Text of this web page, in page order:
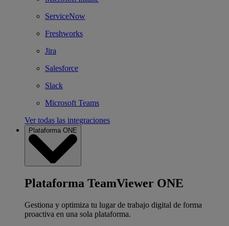
ServiceNow
Freshworks
Jira
Salesforce
Slack
Microsoft Teams
Ver todas las integraciones
Plataforma ONE
Plataforma TeamViewer ONE
Gestiona y optimiza tu lugar de trabajo digital de forma
proactiva en una sola plataforma.